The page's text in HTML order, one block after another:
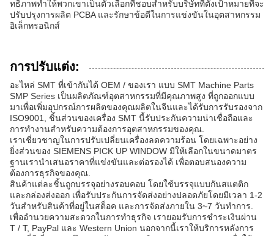
ทธิภาพทําให้พวกเขาเป็นตัวเลือกที่ชอบสําหรับบริษัทที่ตั้งเป้าหมายที่จะ
ปรับปรุงการผลิต PCBA และรักษาข้อดีในการแข่งขันในอุตสาหกรรม
อิเล็กทรอนิกส์
การปรับแต่ง:
อะไหล่ SMT ที่เข้ากันได้ OEM / ของเรา แบบ SMT Machine Parts
SMP Series เป็นผลิตภัณฑ์อุตสาหกรรมที่มีคุณภาพสูง ที่ถูกออกแบบ
มาเพื่อเพิ่มอุปกรณ์การผลิตของคุณผลิตในจีนและได้รับการรับรองจาก
ISO9001, ชิ้นส่วนของเครื่อง SMT นี้รับประกันความน่าเชื่อถือและ
การทํางานสําหรับความต้องการอุตสาหกรรมของคุณ.
เราเชี่ยวชาญในการปรับเปลี่ยนเครื่องลดความร้อน โดยเฉพาะอย่าง
ยิ่งส่วนของ SIEMENS PICK UP WINDOW มีให้เลือกในขนาดมาตร
ฐานเรานําเสนอราคาที่แข่งขันและต่อรองได้ เพื่อตอบสนองความ
ต้องการธุรกิจของคุณ.
สินค้าแต่ละชิ้นถูกบรรจุอย่างรอบคอบ โดยใช้บรรจุแบบกันสแตติก
และกล่องส่งออก เพื่อรับประกันการจัดส่งอย่างปลอดภัยโดยมีเวลา 1-2
วันสําหรับสินค้าที่อยู่ในสต็อค และการจัดส่งภายใน 3~7 วันทําการ.
เพื่ออํานวยความสะดวกในการทําธุรกิจ เรายอมรับการชําระเงินผ่าน
T / T, PayPal และ Western Union นอกจากนี้เราให้บริการหลังการ